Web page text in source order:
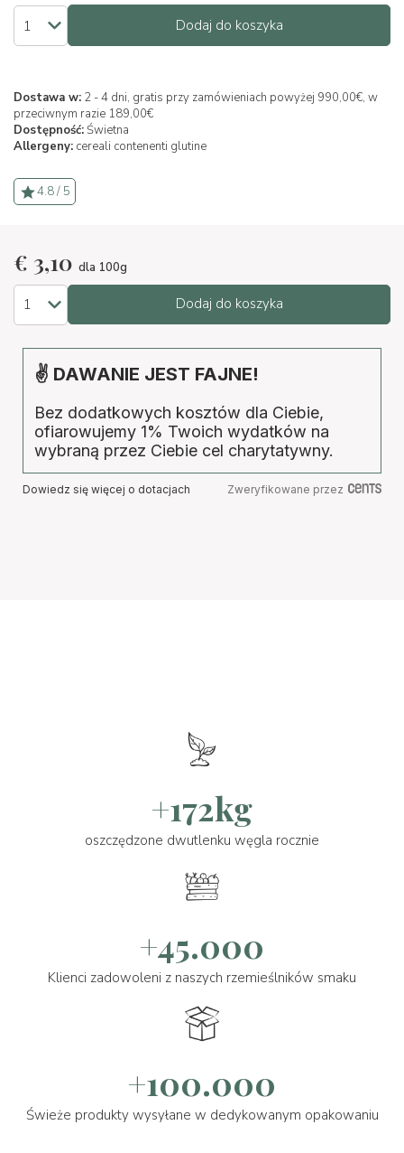
Dodaj do koszyka
Dostawa w: 2 - 4 dni, gratis przy zamówieniach powyżej 990,00€, w
przeciwnym razie 189,00€
Dostępność:Świetna
Allergeny: cereali contenenti glutine
4.8 / 5
€ 3,10 dla 100g
Dodaj do koszyka
✌ DAWANIE JEST FAJNE!
Bez dodatkowych kosztów dla Ciebie,
ofiarowujemy 1% Twoich wydatków na
wybraną przez Ciebie cel charytatywny.
Dowiedz się więcej o dotacjach Zweryfikowane przez
+172kg
oszczędzone dwutlenku węgla rocznie
+45.000
Klienci zadowoleni z naszych rzemieślników smaku
+100.000
Świeże produkty wysyłane w dedykowanym opakowaniu